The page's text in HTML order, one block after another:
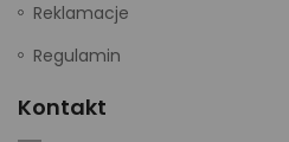
Reklamacje
Regulamin
Kontakt